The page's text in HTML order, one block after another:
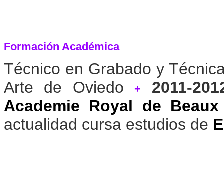
Formación Académica
Técnico en Grabado y
Arte de Oviedo
+
2011-
Academie Royal de
actualidad cursa estudios de